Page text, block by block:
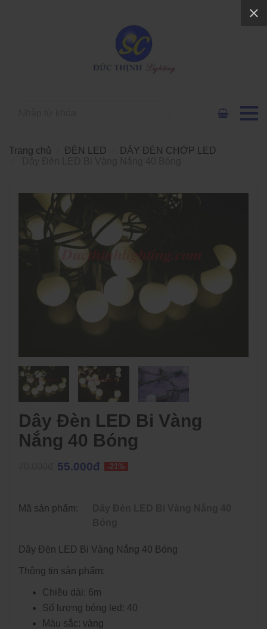
Dây Đèn LED Bi Vàng
Nắng 40 Bóng
55.000đ -21%
Mã sản phẩm:
Dây Đèn LED Bi Vàng Nắng 40 Bóng
Thông tin sản phẩm:
Chiều dài: 6m
Số lượng bóng led: 40
Màu sắc: vàng
Trang chủ ĐÈN LED
DÂY ĐÈN CHỚP LED